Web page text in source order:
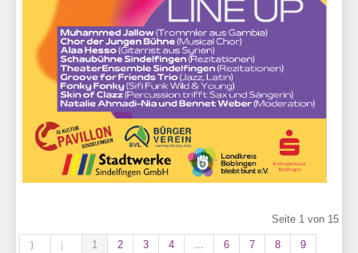
Seite 1 von 15
1 2 3 4 6 7 8
9